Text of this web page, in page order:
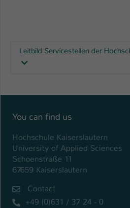
Leitbild Servicestellen der
You can find us
Hochschule Kaiserslautern
University of Applied Sciences
Schoenstraße 11
67659 Kaiserslautern
Contact
+49 (0)631 / 37 24 - 0